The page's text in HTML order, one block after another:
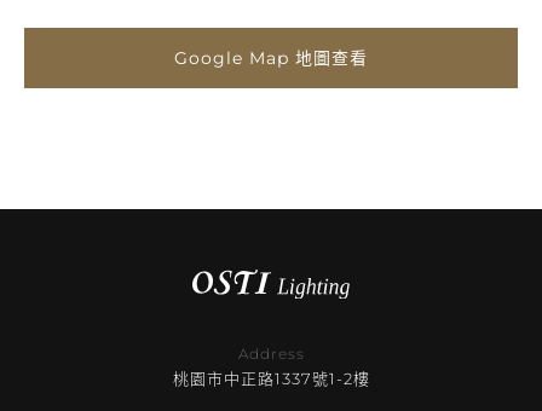
Google Map 地圖查看
Address
桃園市中正路1337號1-2樓